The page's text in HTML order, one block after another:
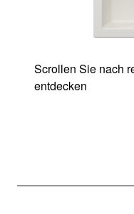
Scrollen Sie nach
entdecken